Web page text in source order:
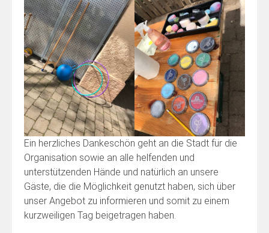
Ein herzliches Dankeschön geht an die Stadt für die
Organisation sowie an alle helfenden und
unterstützenden Hände und natürlich an unsere
Gäste, die die Möglichkeit genutzt haben, sich über
unser Angebot zu informieren und somit zu einem
kurzweiligen Tag beigetragen haben.